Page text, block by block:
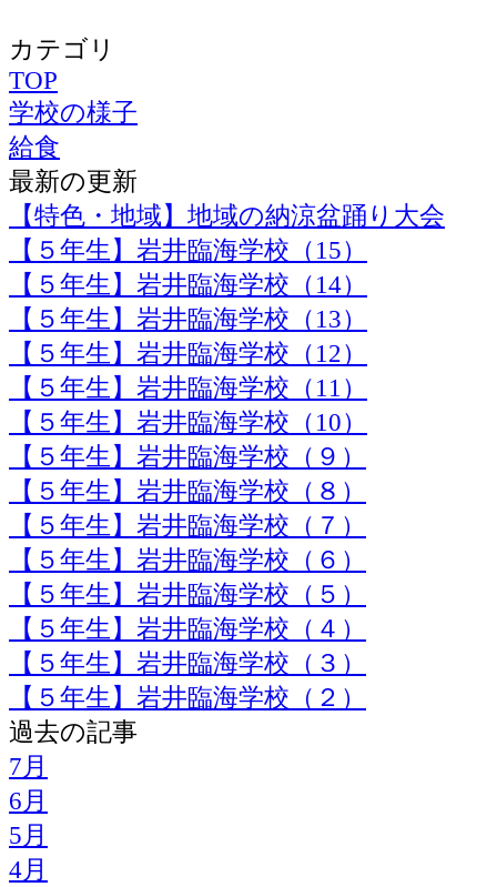
カテゴリ
TOP
学校の様子
給食
最新の更新
【特色・地域】地域の納涼盆踊り大会
【５年生】岩井臨海学校（15）
【５年生】岩井臨海学校（14）
【５年生】岩井臨海学校（13）
【５年生】岩井臨海学校（12）
【５年生】岩井臨海学校（11）
【５年生】岩井臨海学校（10）
【５年生】岩井臨海学校（９）
【５年生】岩井臨海学校（８）
【５年生】岩井臨海学校（７）
【５年生】岩井臨海学校（６）
【５年生】岩井臨海学校（５）
【５年生】岩井臨海学校（４）
【５年生】岩井臨海学校（３）
【５年生】岩井臨海学校（２）
過去の記事
7月
6月
5月
4月